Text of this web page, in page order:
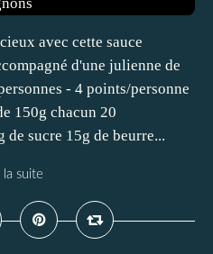
avec cette sauce
d'une julienne de
- 4 points/personne
150g chacun 20
sucre 15g de beurre...
la suite